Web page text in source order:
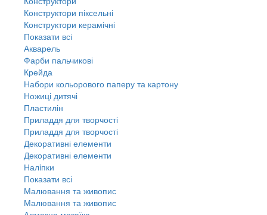
Конструктори піксельні
Конструктори керамічні
Показати всі
Акварель
Фарби пальчикові
Крейда
Набори кольорового паперу та картону
Ножиці дитячі
Пластилін
Приладдя для творчості
Приладдя для творчості
Декоративні елементи
Декоративні елементи
Налiпки
Показати всі
Малювання та живопис
Малювання та живопис